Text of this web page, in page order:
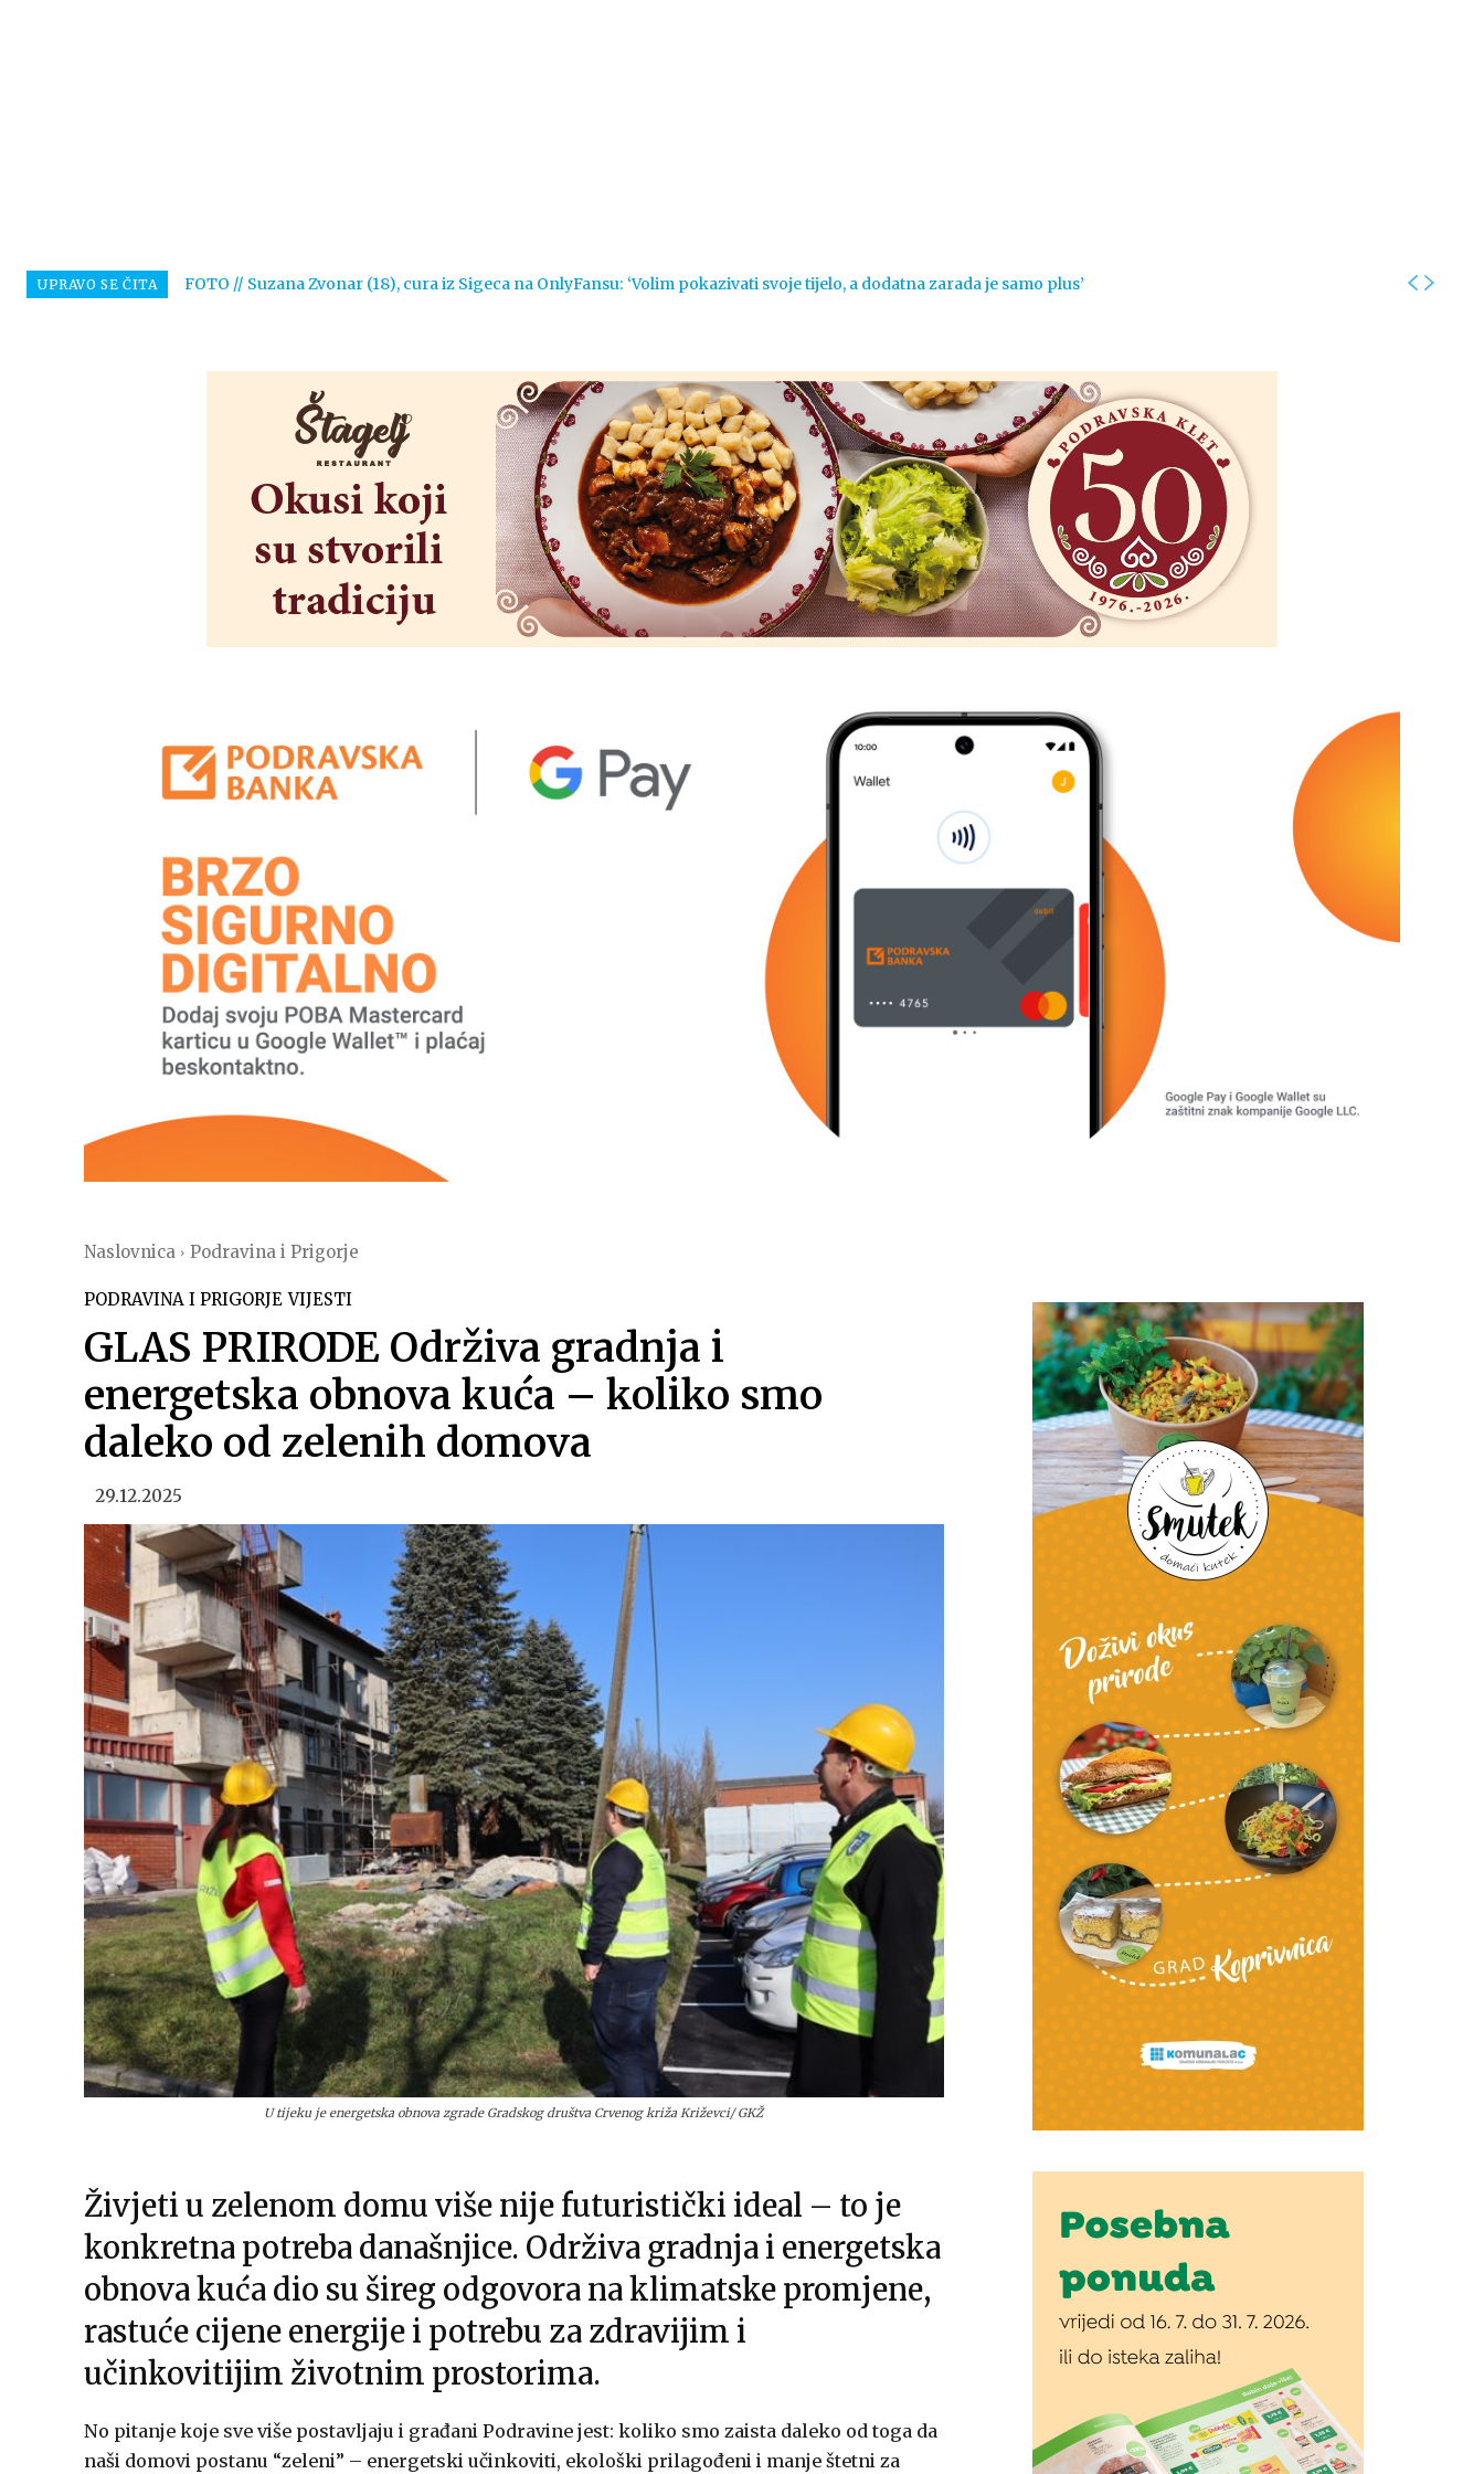
UPRAVO SE ČITA FOTO // Suzana Zvonar (18), cura iz Sigeca na OnlyFansu: ‘Volim pokazivati svoje tijelo, a dodatna zarada je samo plus’
Naslovnica Podravina i Prigorje
PODRAVINA I PRIGORJE VIJESTI
GLAS PRIRODE Održiva gradnja i
energetska obnova kuća – koliko smo
daleko od zelenih domova
29.12.2025
U tijeku je energetska obnova zgrade Gradskog društva Crvenog križa Križevci/ GKŽ
Živjeti u zelenom domu više nije futuristički ideal – to je
konkretna potreba današnjice. Održiva gradnja i energetska
obnova kuća dio su šireg odgovora na klimatske promjene,
rastuće cijene energije i potrebu za zdravijim i
učinkovitijim životnim prostorima.
No pitanje koje sve više postavljaju i građani Podravine jest: koliko smo zaista daleko od toga da
naši domovi postanu “zeleni” – energetski učinkoviti, ekološki prilagođeni i manje štetni za